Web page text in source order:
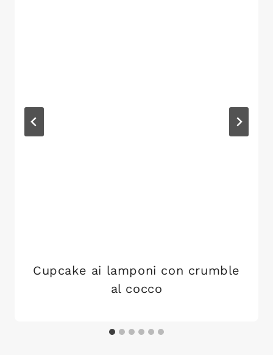
Cupcake ai lamponi con crumble
al cocco